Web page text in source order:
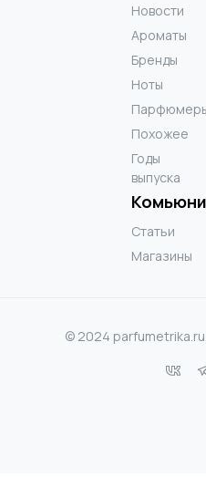
Новости
Ароматы
Бренды
Ноты
Похожее
Годы
выпуска
Статьи
Магазины
© 2024